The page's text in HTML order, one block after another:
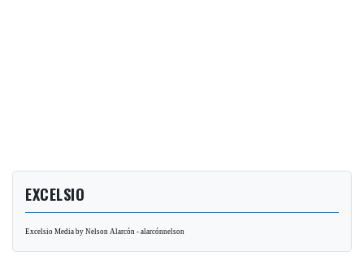
EXCELSIO
Excelsio Media by Nelson Alarcón - alarcónnelson